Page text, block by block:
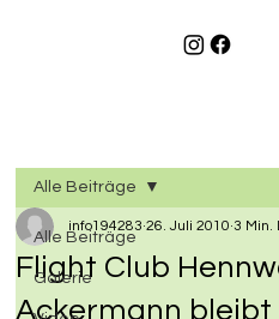
Alle Beiträge
Galerie
Alle Beiträge
Flight Club
Ackermann bleibt
info194283 26. Juli 2010 3 Min.